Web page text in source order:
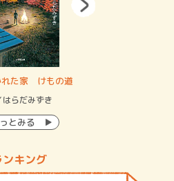
れた家 けもの道
はらだみずき
とみる
ンキング